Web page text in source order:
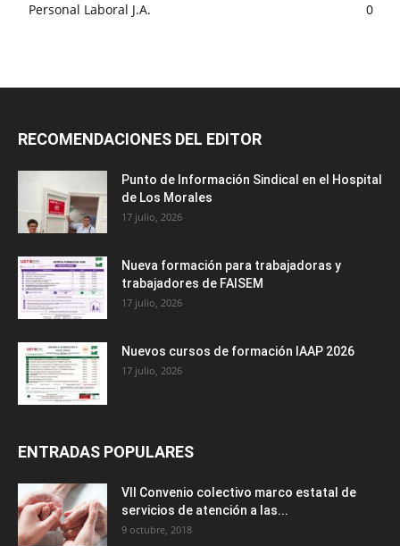
Personal Laboral J.A.
0
RECOMENDACIONES DEL EDITOR
Punto de Información Sindical en el Hospital
de Los Morales
17 julio, 2026
Nueva formación para trabajadoras y
trabajadores de FAISEM
17 julio, 2026
Nuevos cursos de formación IAAP 2026
17 julio, 2026
ENTRADAS POPULARES
VII Convenio colectivo marco estatal de
servicios de atención a las...
9 octubre, 2018